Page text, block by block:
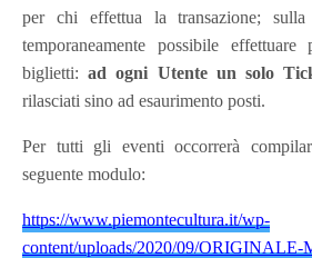
per chi effettua la transazione; sulla
temporaneamente possibile
biglietti:ad ogni Utente un solo
rilasciati sino ad esaurimento posti.
Per tutti gli eventi occorrerà
seguente modulo:
https://www.piemontecultura.it/wp-
content/uploads/2020/09/